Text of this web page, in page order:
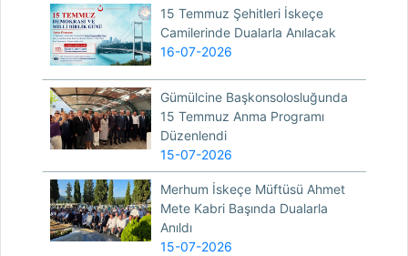
15 Temmuz Şehitleri İskeçe
Camilerinde Dualarla Anılacak
16-07-2026
Gümülcine Başkonsolosluğunda
15 Temmuz Anma Programı
Düzenlendi
15-07-2026
Merhum İskeçe Müftüsü Ahmet
Mete Kabri Başında Dualarla
Anıldı
15-07-2026